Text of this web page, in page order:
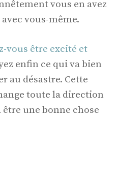
vous en avez
vous-même.
vous être excité et
enfin ce qui va bien
au désastre. Cette
toute la direction
être une bonne chose